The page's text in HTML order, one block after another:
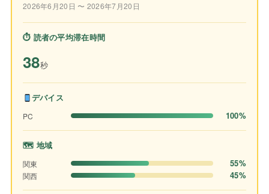
2026年6月20日 〜 2026年7月20日
⏱ 読者の平均滞在時間
38秒
デバイス
PC 100%
🗺 地域
関東 55%
関西 45%